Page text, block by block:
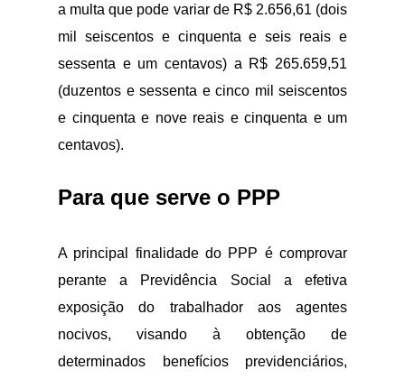
a multa que pode variar de R$ 2.656,61 (dois
mil seiscentos e cinquenta e seis reais e
sessenta e um centavos) a R$ 265.659,51
(duzentos e sessenta e cinco mil seiscentos
e cinquenta e nove reais e cinquenta e um
centavos).
Para que serve o PPP
A principal finalidade do PPP é comprovar
perante a Previdência Social a efetiva
exposição do trabalhador aos agentes
nocivos, visando à obtenção de
determinados benefícios previdenciários,